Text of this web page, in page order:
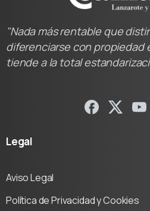
"Nada más rentable que
diferenciarse con propiedad
tiende a la total
Legal
Aviso Legal
Política de Privacidad y Cookies